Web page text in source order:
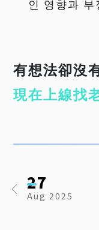
인 영향과
有想法卻沒
現在上線找
27
Aug 2025